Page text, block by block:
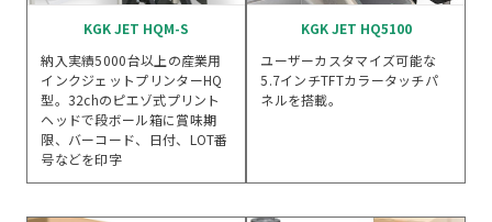
KGK JET HQM-S
納入実績5000台以上の産業用
インクジェットプリンターHQ
型。32chのピエゾ式プリント
ヘッドで段ボール箱に賞味期
限、バーコード、日付、LOT番
号などを印字
KGK JET HQ5100
ユーザーカスタマイズ可能な
5.7インチTFTカラータッチパ
ネルを搭載。